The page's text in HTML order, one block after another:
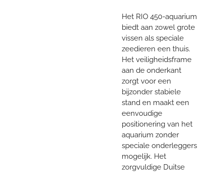
Het RIO 450-aquarium
biedt aan zowel grote
vissen als speciale
zeedieren een thuis.
Het veiligheidsframe
aan de onderkant
zorgt voor een
bijzonder stabiele
stand en maakt een
eenvoudige
positionering van het
aquarium zonder
speciale onderleggers
mogelijk. Het
zorgvuldige Duitse